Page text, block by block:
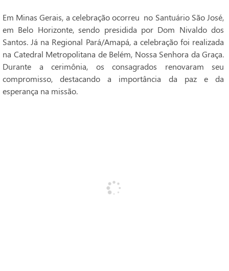
Em Minas Gerais, a celebração ocorreu no Santuário São José,
em Belo Horizonte, sendo presidida por Dom Nivaldo dos
Santos. Já na Regional Pará/Amapá, a celebração foi realizada
na Catedral Metropolitana de Belém, Nossa Senhora da Graça.
Durante a cerimônia, os consagrados renovaram seu
compromisso, destacando a importância da paz e da
esperança na missão.